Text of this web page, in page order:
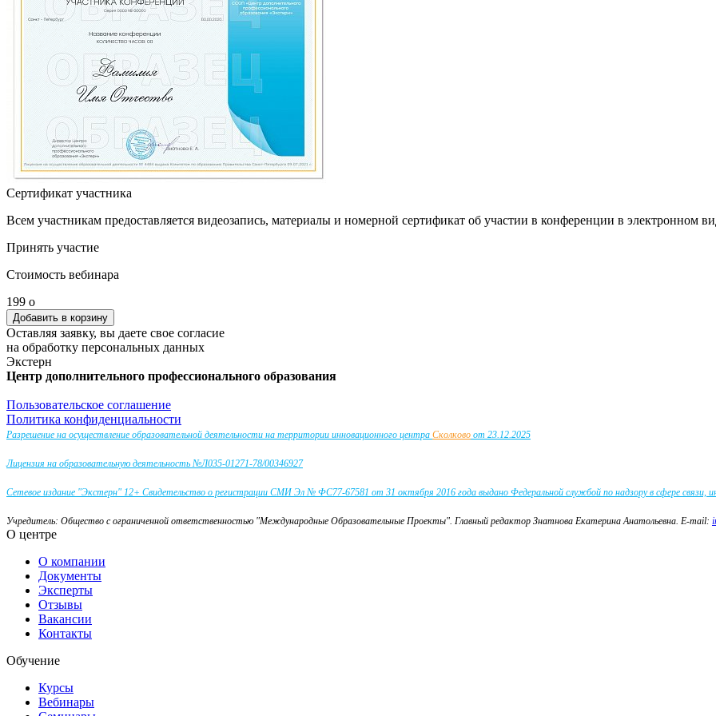
Сертификат участника
Всем участникам предоставляется видеозапись, материалы и номерной сертификат об участии в конференции в электронном
Принять участие
Стоимость вебинара
199 o
Оставляя заявку, вы даете свое согласие
на обработку персональных данных
Экстерн
Центр дополнительного профессионального образования
Пользовательское соглашение
Политика конфиденциальности
Разрешение на осуществление образовательной деятельности на территории инновационного центра Сколково от 23.12.2025
Лицензия на образовательную деятельность №Л035-01271-78/00346927
Сетевое издание "Экстерн" 12+ Свидетельство о регистрации СМИ Эл № ФС77-67581 от 31 октября 2016 года выдано Федеральной службой по надзору в сфере связи,
Учредитель: Общество с ограниченной ответственностью "Международные Образовательные Проекты". Главный редактор Знатнова Екатерина Анатольевна. E-mail:
О центре
О компании
Документы
Эксперты
Отзывы
Вакансии
Контакты
Обучение
Курсы
Вебинары